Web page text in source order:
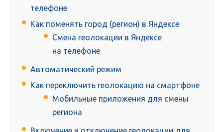
телефоне
Как поменять город (регион) в Яндексе
Смена геолокации в Яндексе
на телефоне
Автоматический режим
Как переключить геолокацию на смартфоне
Мобильные приложения для смены
региона